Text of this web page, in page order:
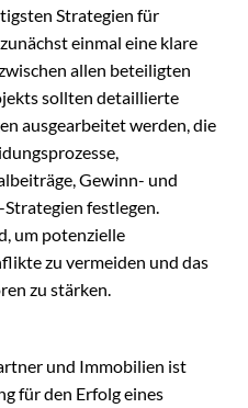
Strategien für
einmal eine klare
allen beteiligten
sollten detaillierte
ausgearbeitet werden, die
Gewinn- und
festlegen.
um potenzielle
zu vermeiden und das
zu stärken.
und Immobilien ist
für den Erfolg eines